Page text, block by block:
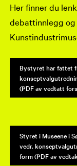
Her finner du
debattinnlegg
Bystyret har fattet
(PDF av vedtatt
Styret i Museene i
vedr.
form (PDF av